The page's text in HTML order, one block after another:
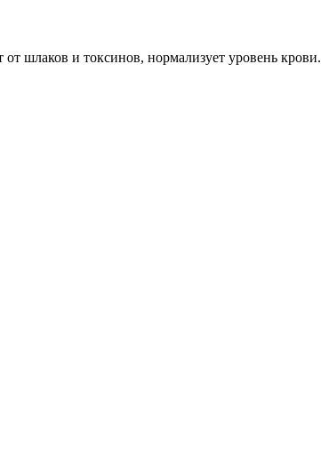
от шлаков и токсинов, нормализует уровень крови.